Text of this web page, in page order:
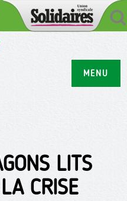
MENU
LITS
CRISE